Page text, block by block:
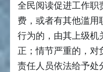
全民阅读促进工作职
费，或者有其他滥用
行为的，由其上级机
正；情节严重的，对
责任人员依法给予处